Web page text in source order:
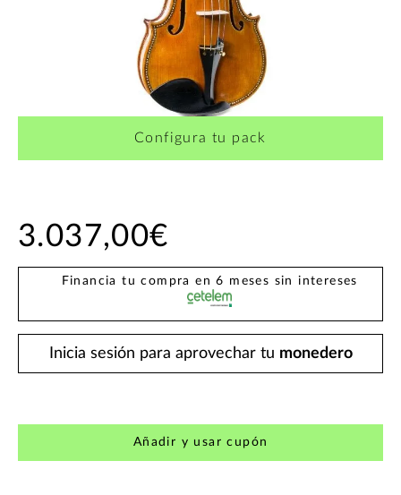
Configura tu pack
3.037,00€
Financia tu compra en 6 meses sin intereses
Inicia sesión para aprovechar tu monedero
Añadir y usar cupón